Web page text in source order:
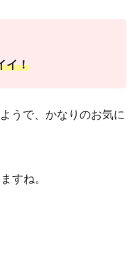
イ！
うで、かなりのお気に
すね。